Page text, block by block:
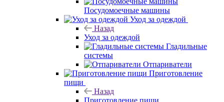
Посудомоечные машины
Уход за одеждой
Назад
Уход за одеждой
Гладильные
системы
Отпариватели
Приготовление
пищи
Назад
Приготовление пищи